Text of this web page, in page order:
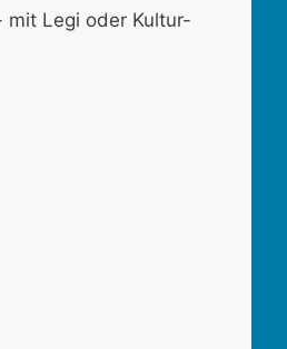
mit Legi oder Kultur-